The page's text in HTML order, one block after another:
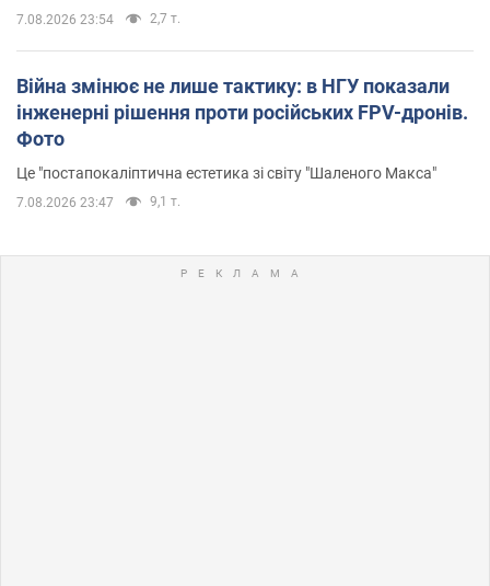
7.08.2026 23:54 2,7 т.
Війна змінює не лише тактику: в НГУ показали
інженерні рішення проти російських FPV-дронів.
Фото
Це "постапокаліптична естетика зі світу "Шаленого Макса"
7.08.2026 23:47 9,1 т.